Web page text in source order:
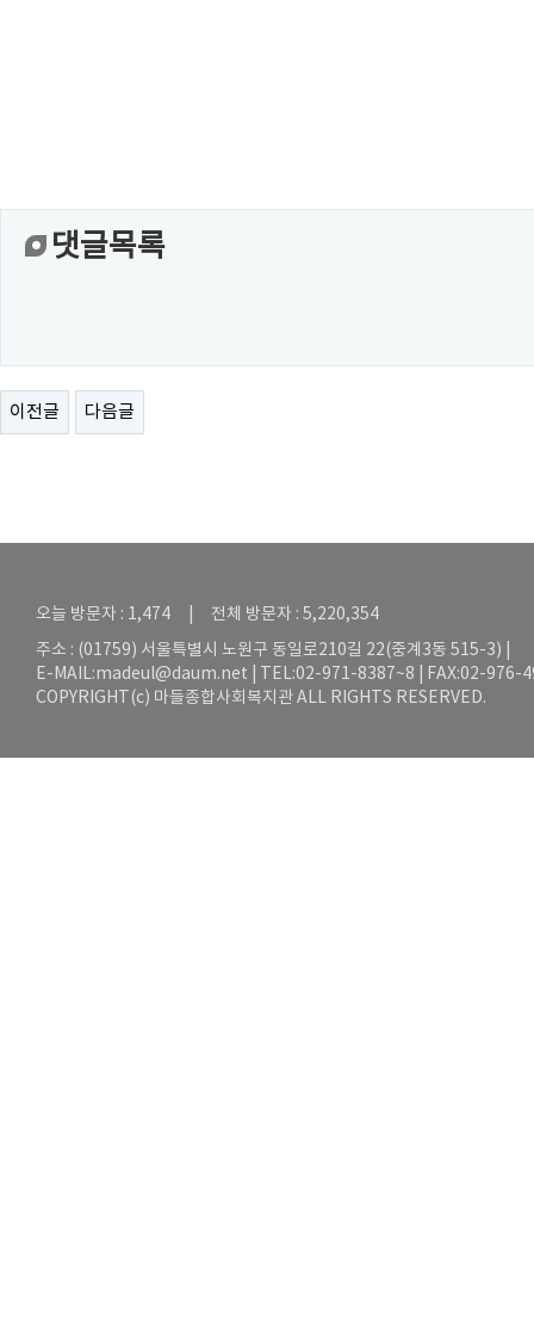
댓글목록
이전글 다음글
오늘 방문자 : 1,474 | 전체 방문자 : 5,220,354
주소 : (01759) 서울특별시 노원구 동일로210길 22(중계3동 515-3) |
E-MAIL:madeul@daum.net | TEL:02-971-8387~8 | FAX:02-976-
COPYRIGHT(c) 마들종합사회복지관 ALL RIGHTS RESERVED.